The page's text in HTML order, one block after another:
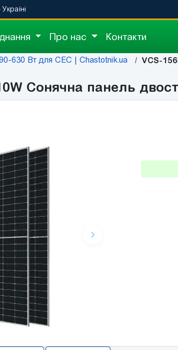
Про нас Контакти
630 Вт для СЕС | Chastotnik.ua VCS-
Сонячна панель